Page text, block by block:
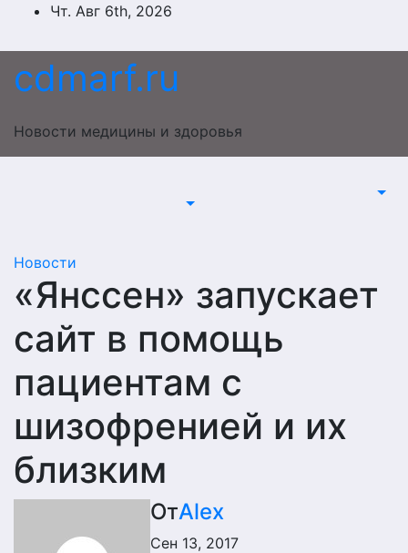
Перейти
содержимому
Чт. Авг 6th, 2026
cdmarf.ru
Новости медицины и здоровья
Новости
«Янссен» запускает
сайт в помощь
пациентам с
шизофренией и их
близким
ОтAlex
Сен 13, 2017